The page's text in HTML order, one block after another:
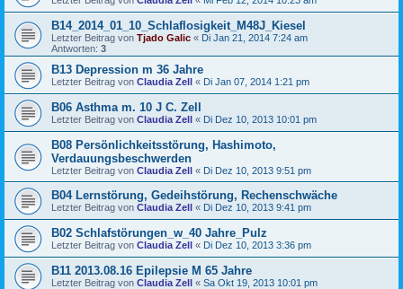
B14_2014_01_10_Schlaflosigkeit_M48J_Kiesel
Letzter Beitrag von Tjado Galic « Di Jan 21, 2014 7:24 am
Antworten: 3
B13 Depression m 36 Jahre
Letzter Beitrag von Claudia Zell « Di Jan 07, 2014 1:21 pm
B06 Asthma m. 10 J C. Zell
Letzter Beitrag von Claudia Zell « Di Dez 10, 2013 10:01 pm
B08 Persönlichkeitsstörung, Hashimoto,
Verdauungsbeschwerden
Letzter Beitrag von Claudia Zell « Di Dez 10, 2013 9:51 pm
B04 Lernstörung, Gedeihstörung, Rechenschwäche
Letzter Beitrag von Claudia Zell « Di Dez 10, 2013 9:41 pm
B02 Schlafstörungen_w_40 Jahre_Pulz
Letzter Beitrag von Claudia Zell « Di Dez 10, 2013 3:36 pm
B11 2013.08.16 Epilepsie M 65 Jahre
Letzter Beitrag von Claudia Zell « Sa Okt 19, 2013 10:01 pm